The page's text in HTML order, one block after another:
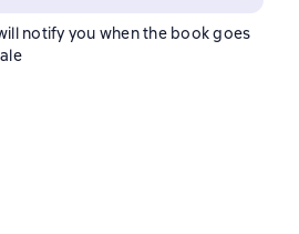
notify you when the book goes